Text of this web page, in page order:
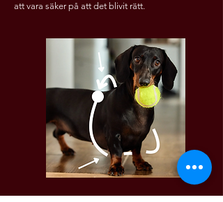
att vara säker på att det blivit rätt.